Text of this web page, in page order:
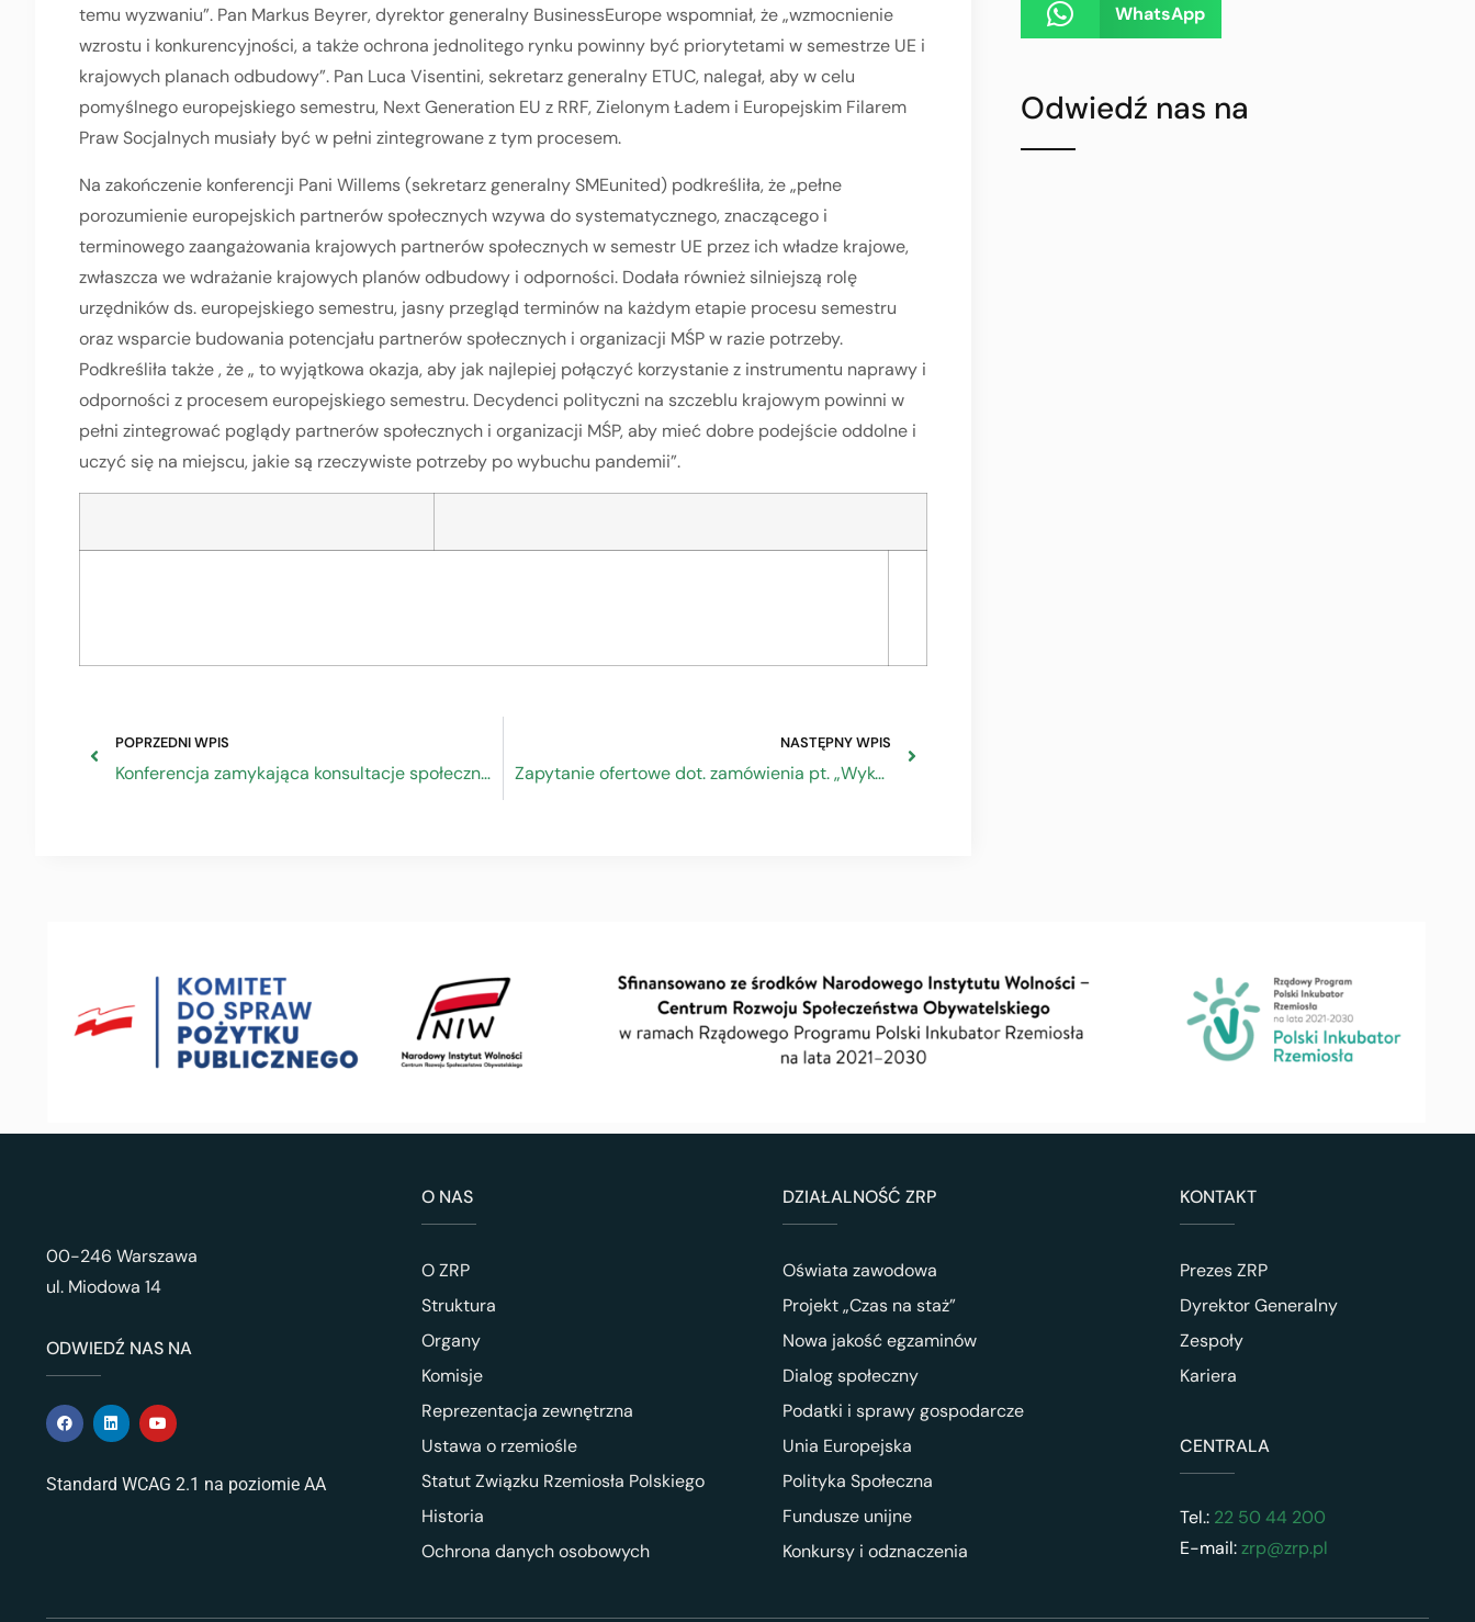
temu wyzwaniu”. Pan Markus Beyrer, dyrektor generalny BusinessEurope wspomniał, że „wzmocnienie
wzrostu i konkurencyjności, a także ochrona jednolitego rynku powinny być priorytetami w semestrze UE i
krajowych planach odbudowy”. Pan Luca Visentini, sekretarz generalny ETUC, nalegał, aby w celu
pomyślnego europejskiego semestru, Next Generation EU z RRF, Zielonym Ładem i Europejskim Filarem
Praw Socjalnych musiały być w pełni zintegrowane z tym procesem.
Na zakończenie konferencji Pani Willems (sekretarz generalny SMEunited) podkreśliła, że „pełne
porozumienie europejskich partnerów społecznych wzywa do systematycznego, znaczącego i
terminowego zaangażowania krajowych partnerów społecznych w semestr UE przez ich władze krajowe,
zwłaszcza we wdrażanie krajowych planów odbudowy i odporności. Dodała również silniejszą rolę
urzędników ds. europejskiego semestru, jasny przegląd terminów na każdym etapie procesu semestru
oraz wsparcie budowania potencjału partnerów społecznych i organizacji MŚP w razie potrzeby.
Podkreśliła także , że „ to wyjątkowa okazja, aby jak najlepiej połączyć korzystanie z instrumentu naprawy i
odporności z procesem europejskiego semestru. Decydenci polityczni na szczeblu krajowym powinni w
pełni zintegrować poglądy partnerów społecznych i organizacji MŚP, aby mieć dobre podejście oddolne i
uczyć się na miejscu, jakie są rzeczywiste potrzeby po wybuchu pandemii”.
POPRZEDNI WPIS
Konferencja zamykająca konsultacje społeczne programu Fundusze Europejskie dla Rozwoju Społecznego 2021-2027
NASTĘPNY WPIS
Zapytanie ofertowe dot. zamówienia pt. „Wykonanie sieci systemu nagłaśniającego w budynku (tzw. radiowęzeł)” w Sanatorium Uzdrowiskowym „Piast” w Iwoniczu Zdroju
WhatsApp
Odwiedź nas na
00-246 Warszawa
ul. Miodowa 14
ODWIEDŹ NAS NA
Standard WCAG 2.1 na poziomie AA
O NAS
O ZRP
Struktura
Organy
Komisje
Reprezentacja zewnętrzna
Ustawa o rzemiośle
Statut Związku Rzemiosła Polskiego
Historia
Ochrona danych osobowych
DZIAŁALNOŚĆ ZRP
Oświata zawodowa
Projekt „Czas na staż”
Nowa jakość egzaminów
Dialog społeczny
Podatki i sprawy gospodarcze
Unia Europejska
Polityka Społeczna
Fundusze unijne
Konkursy i odznaczenia
KONTAKT
Prezes ZRP
Dyrektor Generalny
Zespoły
Kariera
CENTRALA
Tel.:22 50 44 200
E-mail:zrp@zrp.pl